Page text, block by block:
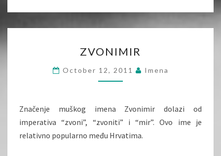
ZVONIMIR
October 12, 2011 Imena
Značenje muškog imena Zvonimir dolazi od
imperativa “zvoni”, “zvoniti” i “mir”. Ovo ime je
relativno popularno među Hrvatima.